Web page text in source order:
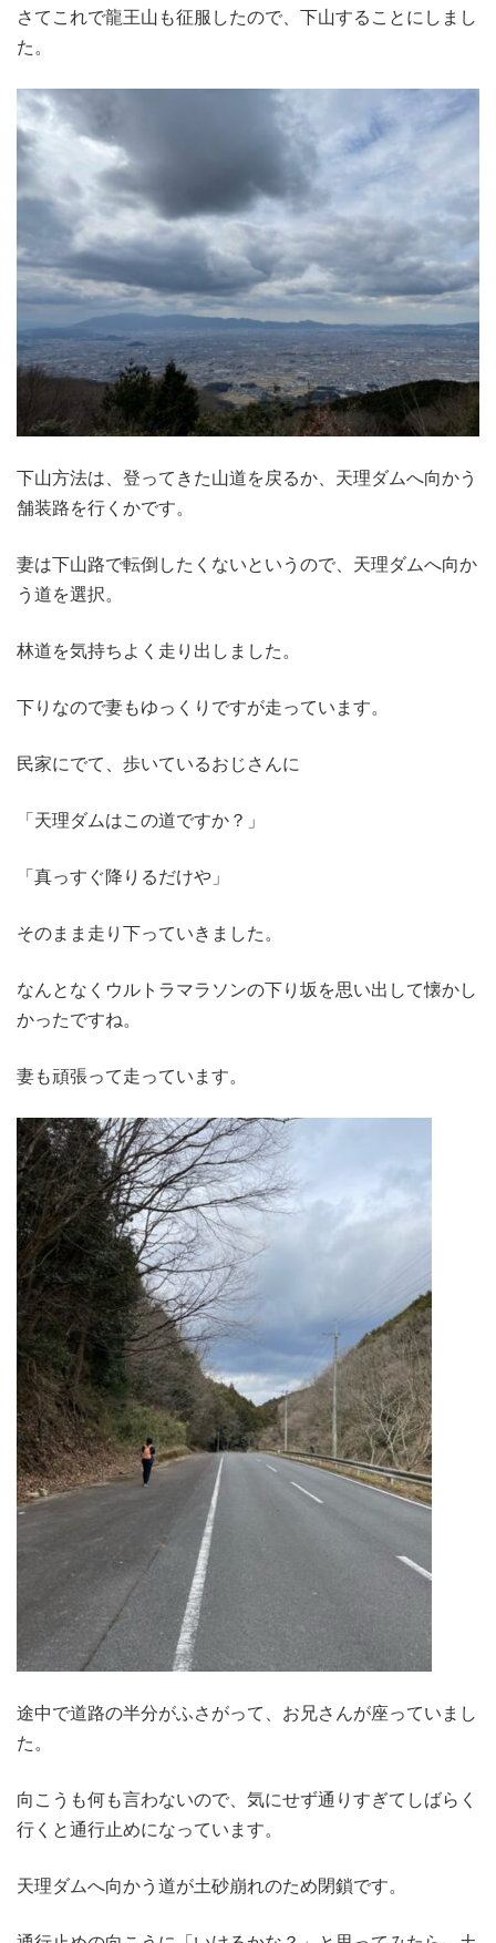
さてこれで龍王山も征服したので、下山することにしまし
た。
下山方法は、登ってきた山道を戻るか、天理ダムへ向かう
舗装路を行くかです。
妻は下山路で転倒したくないというので、天理ダムへ向か
う道を選択。
林道を気持ちよく走り出しました。
下りなので妻もゆっくりですが走っています。
民家にでて、歩いているおじさんに
「天理ダムはこの道ですか？」
「真っすぐ降りるだけや」
そのまま走り下っていきました。
なんとなくウルトラマラソンの下り坂を思い出して懐かし
かったですね。
妻も頑張って走っています。
途中で道路の半分がふさがって、お兄さんが座っていまし
た。
向こうも何も言わないので、気にせず通りすぎてしばらく
行くと通行止めになっています。
天理ダムへ向かう道が土砂崩れのため閉鎖です。